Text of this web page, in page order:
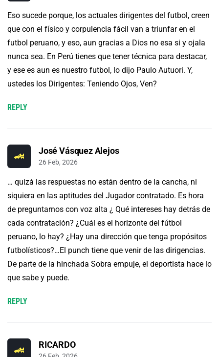
Eso sucede porque, los actuales dirigentes del futbol, creen
que con el físico y corpulencia fácil van a triunfar en el
futbol peruano, y eso, aun gracias a Dios no esa si y ojala
nunca sea. En Perú tienes que tener técnica para destacar,
y ese es aun es nuestro futbol, lo dijo Paulo Autuori. Y,
ustedes los Dirigentes: Teniendo Ojos, Ven?
REPLY
José Vásquez Alejos
26 Feb, 2026
… quizá las respuestas no están dentro de la cancha, ni
siquiera en las aptitudes del Jugador contratado. Es hora
de preguntarnos con voz alta ¿ Qué intereses hay detrás de
cada contratación? ¿Cuál es el horizonte del fútbol
peruano, lo hay? ¿Hay una dirección que tenga propósitos
futbolísticos?…El punch tiene que venir de las dirigencias.
De parte de la hinchada Sobra empuje, el deportista hace lo
que sabe y puede.
REPLY
RICARDO